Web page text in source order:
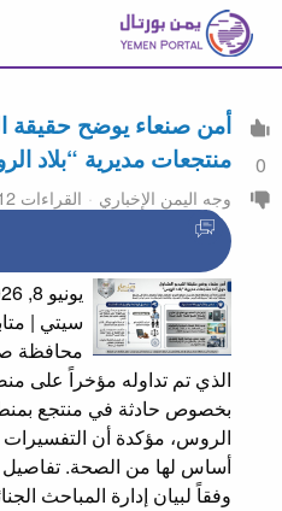
0
أمن صنعاء يوضح حقيقة
منتجعات مديرية “بلاد
وجه اليمن الإخباري القراءات 12
سيتي |
محافظة
الذي تم تداوله مؤخراً على
بخصوص حادثة في منتجع
الروس، مؤكدة أن التفسيرات
أساس لها من الصحة. تفاصيل
وفقاً لبيان إدارة المباحث